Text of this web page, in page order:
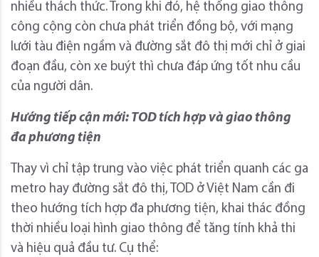
nhiều thách thức. Trong khi đó, hệ thống giao thông
công cộng còn chưa phát triển đồng bộ, với mạng
lưới tàu điện ngầm và đường sắt đô thị mới chỉ ở giai
đoạn đầu, còn xe buýt thì chưa đáp ứng tốt nhu cầu
của người dân.
Hướng tiếp cận mới: TOD tích hợp và giao thông
đa phương tiện
Thay vì chỉ tập trung vào việc phát triển quanh các ga
metro hay đường sắt đô thị, TOD ở Việt Nam cần đi
theo hướng tích hợp đa phương tiện, khai thác đồng
thời nhiều loại hình giao thông để tăng tính khả thi
và hiệu quả đầu tư. Cụ thể: